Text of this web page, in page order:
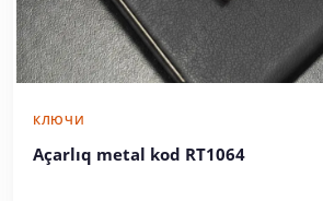
КЛЮЧИ
Açarlıq metal kod RT1064